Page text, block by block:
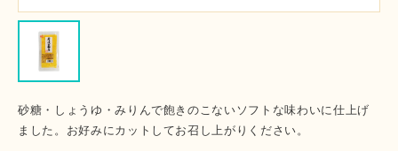
砂糖・しょうゆ・みりんで飽きのこないソフトな味わいに仕上げ
ました。お好みにカットしてお召し上がりください。